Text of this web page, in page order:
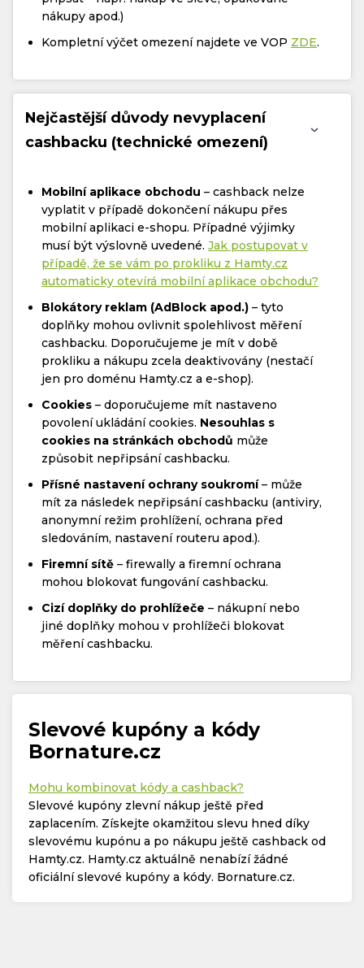
nákupy apod.)
Kompletní výčet omezení najdete ve VOP ZDE.
Nejčastější důvody nevyplacení
cashbacku (technické omezení)
Mobilní aplikace obchodu – cashback nelze
vyplatit v případě dokončení nákupu přes
mobilní aplikaci e-shopu. Případné výjimky
musí být výslovně uvedené. Jak postupovat v
případě, že se vám po prokliku z Hamty.cz
automaticky otevírá mobilní aplikace obchodu?
Blokátory reklam (AdBlock apod.) – tyto
doplňky mohou ovlivnit spolehlivost měření
cashbacku. Doporučujeme je mít v době
prokliku a nákupu zcela deaktivovány (nestačí
jen pro doménu Hamty.cz a e-shop).
Cookies – doporučujeme mít nastaveno
povolení ukládání cookies. Nesouhlas s
cookies na stránkách obchodů může
způsobit nepřipsání cashbacku.
Přísné nastavení ochrany soukromí– může
mít za následek nepřipsání cashbacku (antiviry,
anonymní režim prohlížení, ochrana před
sledováním, nastavení routeru apod.).
Firemní sítě – firewally a firemní ochrana
mohou blokovat fungování cashbacku.
Cizí doplňky do prohlížeče – nákupní nebo
jiné doplňky mohou v prohlížeči blokovat
měření cashbacku.
Slevové kupóny a kódy
Bornature.cz
Mohu kombinovat kódy a cashback?
Slevové kupóny zlevní nákup ještě před
zaplacením. Získejte okamžitou slevu hned díky
slevovému kupónu a po nákupu ještě cashback od
Hamty.cz. Hamty.cz aktuálně nenabízí žádné
oficiální slevové kupóny a kódy. Bornature.cz.